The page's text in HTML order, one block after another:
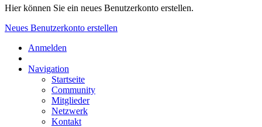
Hier können Sie ein neues Benutzerkonto erstellen.
Neues Benutzerkonto erstellen
Anmelden
Navigation
Startseite
Community
Mitglieder
Netzwerk
Kontakt